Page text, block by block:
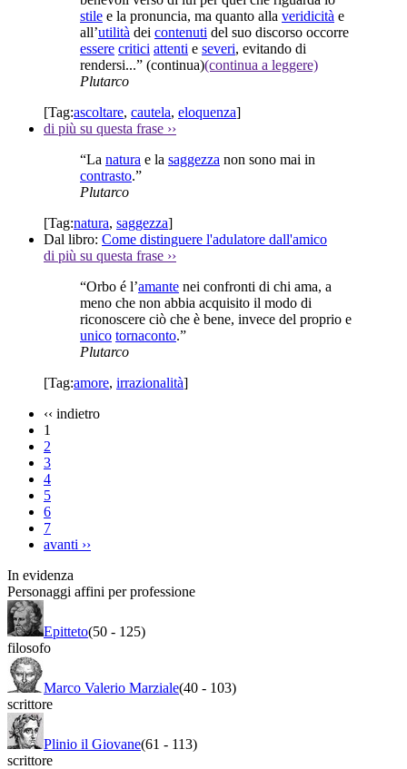
stile e la pronuncia, ma quanto alla veridicità e
all’utilità dei contenuti del suo discorso occorre
essere critici attenti e severi, evitando di
rendersi...” (continua)(continua a leggere)
Plutarco
[Tag:ascoltare, cautela, eloquenza]
di più su questa frase ››
“La natura e la saggezza non sono mai in
contrasto.”
Plutarco
[Tag:natura, saggezza]
Dal libro: Come distinguere l'adulatore dall'amico
di più su questa frase ››
“Orbo é l’amante nei confronti di chi ama, a
meno che non abbia acquisito il modo di
riconoscere ciò che è bene, invece del proprio e
unico tornaconto.”
Plutarco
[Tag:amore, irrazionalità]
‹‹ indietro
1
2
3
4
5
6
7
avanti ››
In evidenza
Personaggi affini per professione
Epitteto(50 - 125)
filosofo
Marco Valerio Marziale(40 - 103)
scrittore
Plinio il Giovane(61 - 113)
scrittore